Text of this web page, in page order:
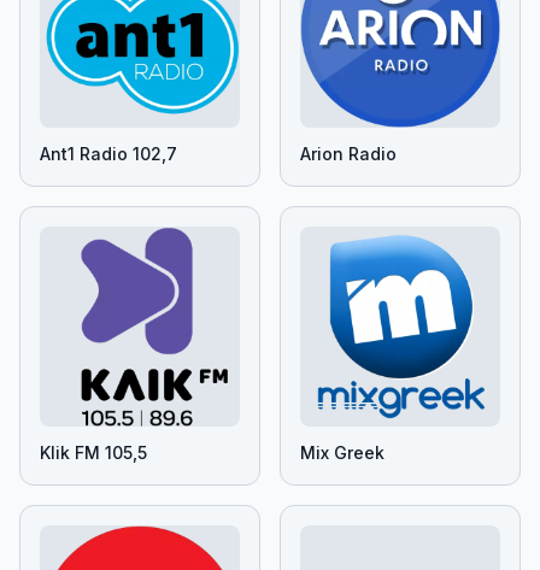
Ant1 Radio 102,7 Arion Radio
Klik FM 105,5 Mix Greek